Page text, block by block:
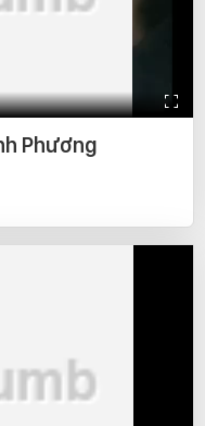
Phương